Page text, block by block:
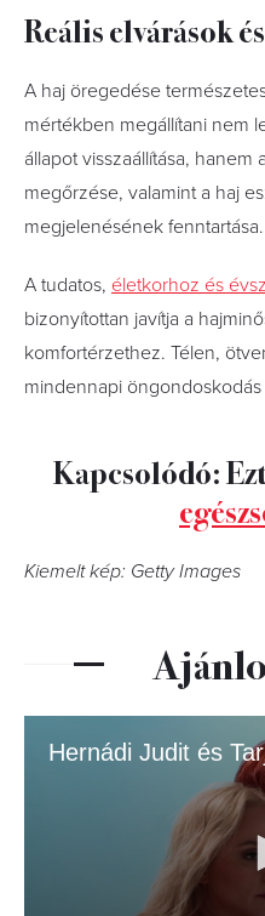
Reális elvárások
A haj öregedése
mértékben megállítani nem
állapot visszaállítása,
megőrzése, valamint a haj
megjelenésének fenntartása.
A tudatos, életkorhoz és
bizonyítottan javítja a
komfortérzethez. Télen,
mindennapi öngondoskodás
Kapcsolódó:
Kiemelt kép: Getty Images